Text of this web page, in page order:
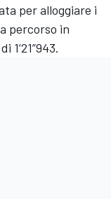
per alloggiare i
percorso in